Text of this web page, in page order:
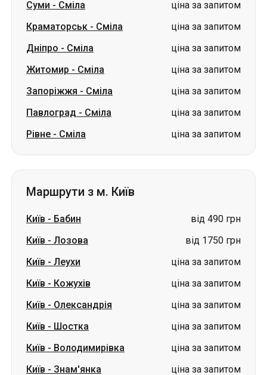
Суми - Сміла
ціна за запитом
Краматорськ - Сміла
ціна за запитом
Дніпро - Сміла
ціна за запитом
Житомир - Сміла
ціна за запитом
Запоріжжя - Сміла
ціна за запитом
Павлоград - Сміла
ціна за запитом
Рівне - Сміла ціна за запитом
Маршрути з м. Київ
Київ - Бабин
від 490 грн
Київ - Лозова
від 1750 грн
Київ - Леухи
ціна за запитом
Київ - Кожухів
ціна за запитом
Київ - Олександрія
ціна за запитом
Київ - Шостка
ціна за запитом
Київ - Володимирівка
ціна за запитом
Київ - Знам'янка
ціна за запитом